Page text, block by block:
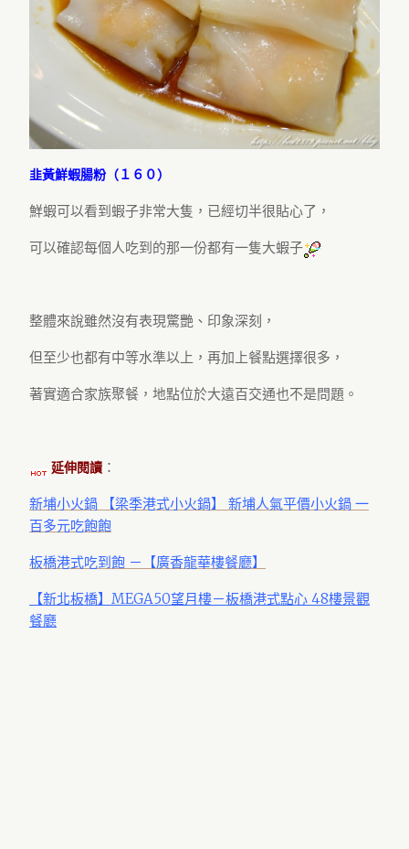
韭黃鮮蝦腸粉（１６０）
鮮蝦可以看到蝦子非常大隻，已經切半很貼心了，
可以確認每個人吃到的那一份都有一隻大蝦子
整體來說雖然沒有表現驚艷、印象深刻，
但至少也都有中等水準以上，再加上餐點選擇很多，
著實適合家族聚餐，地點位於大遠百交通也不是問題。
延伸閱讀 ：
新埔小火鍋 【梁季港式小火鍋】 新埔人氣平價小火鍋 一
百多元吃飽飽
板橋港式吃到飽 －【廣香龍華樓餐廳】
【新北板橋】MEGA50望月樓－板橋港式點心 48樓景觀
餐廳